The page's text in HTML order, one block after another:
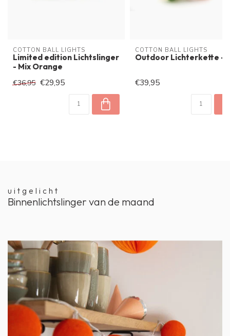
COTTON BALL LIGHTS
Limited edition Lichtslinger
- Mix Orange
€36,95 €29,95
COTTON BALL LIGHTS
Outdoor Lichterkette -
€39,95
uitgelicht
Binnenlichtslinger van de maand